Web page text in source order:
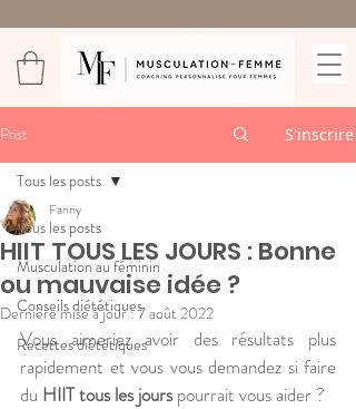
Post S'inscrire
Tous les posts
Musculation au féminin
Conseils diététiques
Recettes diététiques
Tous les posts
HIIT TOUS LES JOURS : Bonne
ou mauvaise idée ?
Fanny
Dernière mise à jour :7 août 2022
Vous aimeriez avoir des résultats plus
rapidement et vous vous demandez si faire
du HIIT tous les jours pourrait vous aider ?